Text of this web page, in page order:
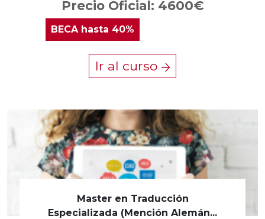
Precio Oficial: 4600€
BECAhasta 40%
Ir al curso
Master en Traducción
Especializada (Mención Alemán...